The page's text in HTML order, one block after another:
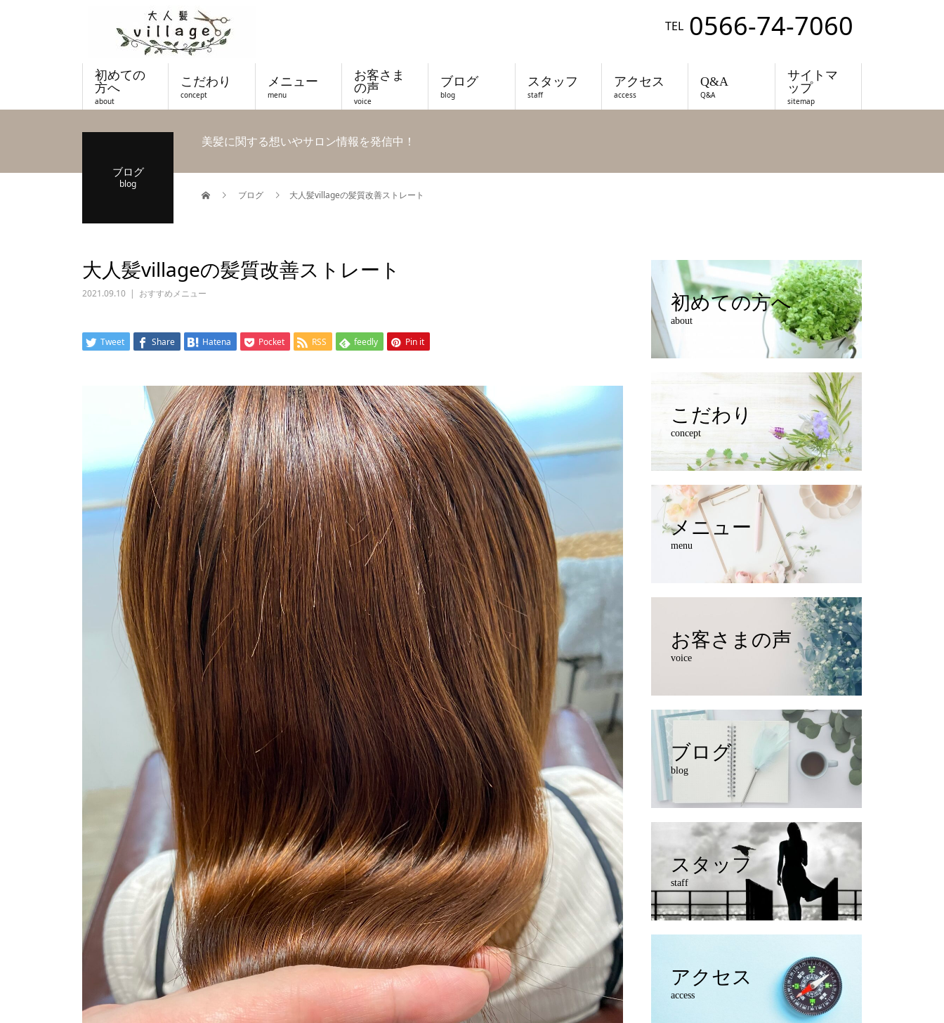
TEL 0566-74-7060
初めての
方へ
about
こだわり
concept
メニュー
menu
お客さま
の声
voice
ブログ
blog
スタッフ
staff
アクセス
access
Q&A
Q&A
サイトマ
ップ
sitemap
ブログ
blog
美髪に関する想いやサロン情報を発信中！
ブログ 大人髪villageの髪質改善ストレート
大人髪villageの髪質改善ストレート
2021.09.10 おすすめメニュー
Tweet Share Hatena Pocket RSS feedly Pin it
初めての方へ
about
こだわり
concept
メニュー
menu
お客さまの声
voice
ブログ
blog
スタッフ
staff
アクセス
access